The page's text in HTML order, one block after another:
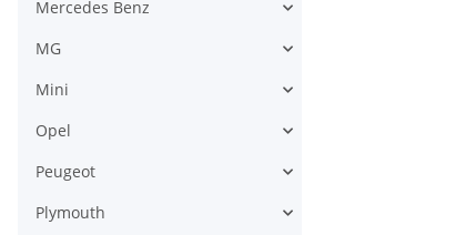
Mercedes Benz
MG
Mini
Opel
Peugeot
Plymouth